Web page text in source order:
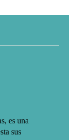
es una
sus